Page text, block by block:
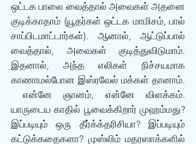
ஒட்டக பாலை வைத்தால் அவைகள் அதனை
குடிக்காதாம் (யூதர்கள் ஒட்டக மாமிசம், பால்
சாப்பிடமாட்டார்கள்). ஆனால், ஆட்டுப்பால்
வைத்தால், அவைகள் குடித்துவிடுமாம்.
இதனால், அந்த எலிகள் நிச்சயமாக
காணாமல்போன இஸ்ரவேல் மக்கள் தானாம்.
என்னே ஞானம், என்னே விளக்கம்.
யாருடைய காதில் பூவைக்கிறார் முஹம்மது?
இப்படியும் ஒரு தீர்க்க்தரிசியா? இப்படியும்
கட்டுக்கதைகளா? முஸ்லிம் மதரஸாக்களில்